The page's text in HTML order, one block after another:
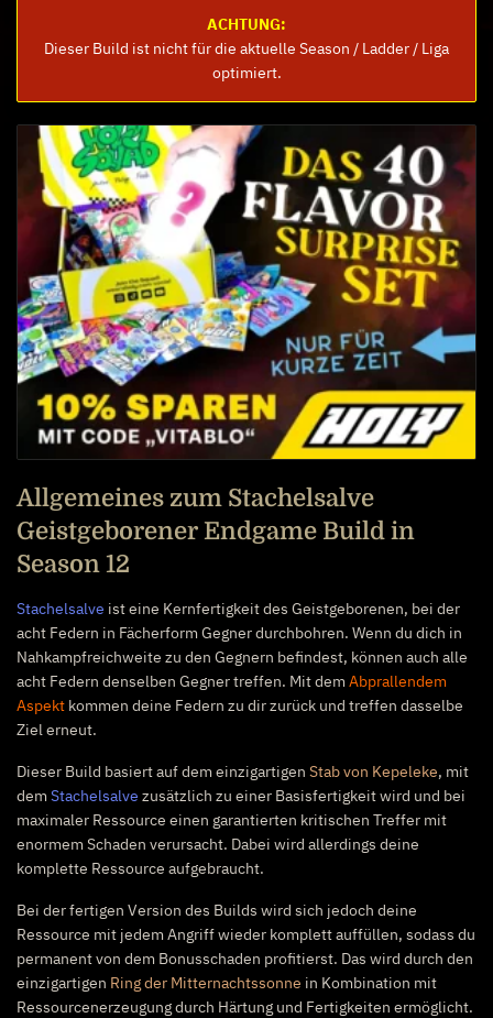
Allgemeines zum Stachelsalve
Geistgeborener Endgame Build in
Season 12
Stachelsalve ist eine Kernfertigkeit des Geistgeborenen, bei der
acht Federn in Fächerform Gegner durchbohren. Wenn du dich in
Nahkampfreichweite zu den Gegnern befindest, können auch alle
acht Federn denselben Gegner treffen. Mit dem Abprallendem
Aspekt kommen deine Federn zu dir zurück und treffen dasselbe
Ziel erneut.
Dieser Build basiert auf dem einzigartigen Stab von Kepeleke, mit
dem Stachelsalve zusätzlich zu einer Basisfertigkeit wird und bei
maximaler Ressource einen garantierten kritischen Treffer mit
enormem Schaden verursacht. Dabei wird allerdings deine
komplette Ressource aufgebraucht.
Bei der fertigen Version des Builds wird sich jedoch deine
Ressource mit jedem Angriff wieder komplett auffüllen, sodass du
permanent von dem Bonusschaden profitierst. Das wird durch den
einzigartigen Ring der Mitternachtssonne in Kombination mit
Ressourcenerzeugung durch Härtung und Fertigkeiten ermöglicht.